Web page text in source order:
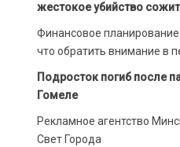
жестокое убийство
Финансовое
что обратить внимание в
Подросток погиб после
Гомеле
Рекламное агентство
Свет Города